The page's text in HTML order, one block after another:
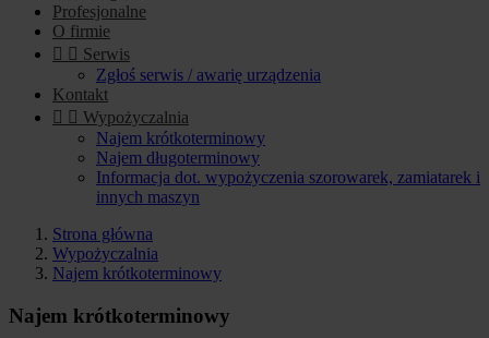
Profesjonalne
O firmie
  Serwis
Zgłoś serwis / awarię urządzenia
Kontakt
  Wypożyczalnia
Najem krótkoterminowy
Najem długoterminowy
Informacja dot. wypożyczenia szorowarek, zamiatarek i
innych maszyn
Strona główna
Wypożyczalnia
Najem krótkoterminowy
Najem krótkoterminowy